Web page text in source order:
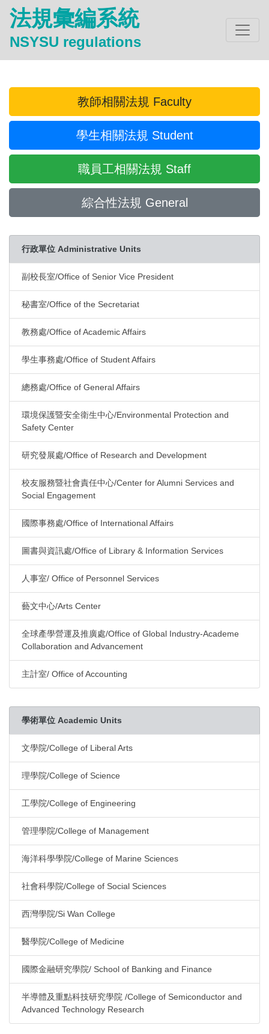
法規彙編系統
NSYSU regulations
教師相關法規 Faculty
學生相關法規 Student
職員工相關法規 Staff
綜合性法規 General
行政單位 Administrative Units
副校長室/Office of Senior Vice President
秘書室/Office of the Secretariat
教務處/Office of Academic Affairs
學生事務處/Office of Student Affairs
總務處/Office of General Affairs
環境保護暨安全衛生中心/Environmental Protection and
Safety Center
研究發展處/Office of Research and Development
校友服務暨社會責任中心/Center for Alumni Services and
Social Engagement
國際事務處/Office of International Affairs
圖書與資訊處/Office of Library & Information Services
人事室/ Office of Personnel Services
藝文中心/Arts Center
全球產學營運及推廣處/Office of Global Industry-Academe
Collaboration and Advancement
主計室/ Office of Accounting
學術單位 Academic Units
文學院/College of Liberal Arts
理學院/College of Science
工學院/College of Engineering
管理學院/College of Management
海洋科學學院/College of Marine Sciences
社會科學院/College of Social Sciences
西灣學院/Si Wan College
醫學院/College of Medicine
國際金融研究學院/ School of Banking and Finance
半導體及重點科技研究學院 /College of Semiconductor and
Advanced Technology Research